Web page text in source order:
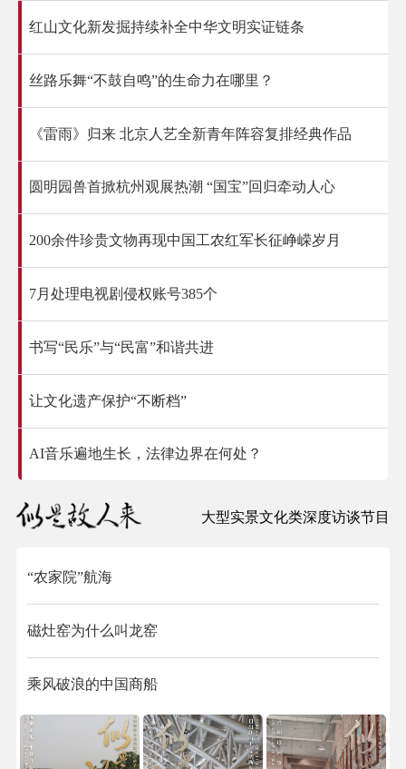
红山文化新发掘持续补全中华文明实证链条
丝路乐舞“不鼓自鸣”的生命力在哪里？
《雷雨》归来 北京人艺全新青年阵容复排经典作品
圆明园兽首掀杭州观展热潮 “国宝”回归牵动人心
200余件珍贵文物再现中国工农红军长征峥嵘岁月
7月处理电视剧侵权账号385个
书写“民乐”与“民富”和谐共进
让文化遗产保护“不断档”
AI音乐遍地生长，法律边界在何处？
大型实景文化类深度访谈节目
“农家院”航海
磁灶窑为什么叫龙窑
乘风破浪的中国商船